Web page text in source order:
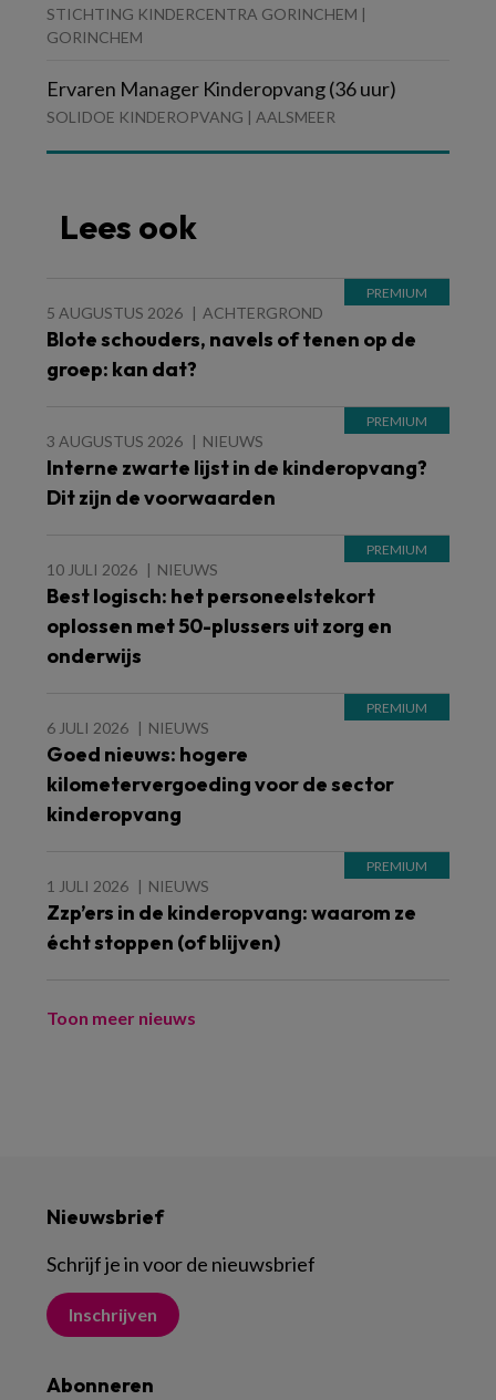
STICHTING KINDERCENTRA GORINCHEM |
GORINCHEM
Ervaren Manager Kinderopvang (36 uur)
SOLIDOE KINDEROPVANG | AALSMEER
Lees ook
5 AUGUSTUS 2026 ACHTERGROND
Blote schouders, navels of tenen op de
groep: kan dat?
3 AUGUSTUS 2026 NIEUWS
Interne zwarte lijst in de kinderopvang?
Dit zijn de voorwaarden
10 JULI 2026 NIEUWS
Best logisch: het personeelstekort
oplossen met 50-plussers uit zorg en
onderwijs
6 JULI 2026 NIEUWS
Goed nieuws: hogere
kilometervergoeding voor de sector
kinderopvang
1 JULI 2026 NIEUWS
Zzp’ers in de kinderopvang: waarom ze
écht stoppen (of blijven)
Toon meer nieuws
Nieuwsbrief
Schrijf je in voor de nieuwsbrief
Inschrijven
Abonneren